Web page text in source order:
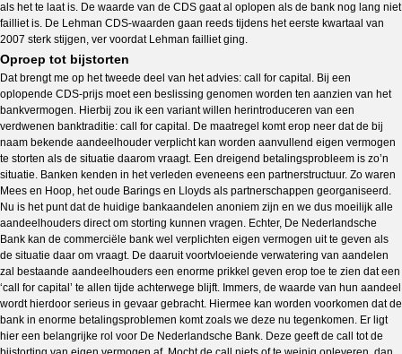
als het te laat is. De waarde van de CDS gaat al oplopen als de bank nog lang niet
failliet is. De Lehman CDS-waarden gaan reeds tijdens het eerste kwartaal van
2007 sterk stijgen, ver voordat Lehman failliet ging.
Oproep tot bijstorten
Dat brengt me op het tweede deel van het advies: call for capital. Bij een
oplopende CDS-prijs moet een beslissing genomen worden ten aanzien van het
bankvermogen. Hierbij zou ik een variant willen herintroduceren van een
verdwenen banktraditie: call for capital. De maatregel komt erop neer dat de bij
naam bekende aandeelhouder verplicht kan worden aanvullend eigen vermogen
te storten als de situatie daarom vraagt. Een dreigend betalingsprobleem is zo’n
situatie. Banken kenden in het verleden eveneens een partnerstructuur. Zo waren
Mees en Hoop, het oude Barings en Lloyds als partnerschappen georganiseerd.
Nu is het punt dat de huidige bankaandelen anoniem zijn en we dus moeilijk alle
aandeelhouders direct om storting kunnen vragen. Echter, De Nederlandsche
Bank kan de commerciële bank wel verplichten eigen vermogen uit te geven als
de situatie daar om vraagt. De daaruit voortvloeiende verwatering van aandelen
zal bestaande aandeelhouders een enorme prikkel geven erop toe te zien dat een
‘call for capital’ te allen tijde achterwege blijft. Immers, de waarde van hun aandeel
wordt hierdoor serieus in gevaar gebracht. Hiermee kan worden voorkomen dat de
bank in enorme betalingsproblemen komt zoals we deze nu tegenkomen. Er ligt
hier een belangrijke rol voor De Nederlandsche Bank. Deze geeft de call tot de